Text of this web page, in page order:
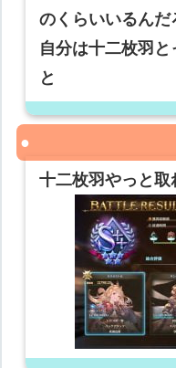
のくらいいるんだ
自分は十二枚羽
と
十二枚羽やっと取